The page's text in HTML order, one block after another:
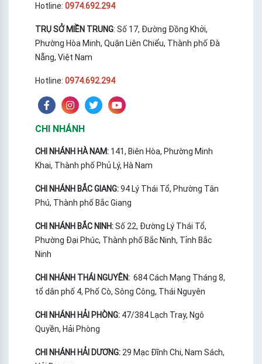
Hotline: 0974.692.294
TRỤ SỞ MIỀN TRUNG: Số 17, Đường Đồng Khởi,
Phường Hòa Minh, Quận Liên Chiểu, Thành phố Đà
Nẵng, Việt Nam
Hotline: 0974.692.294
CHI NHÁNH
CHI NHÁNH HÀ NAM: 141, Biên Hòa, Phường Minh
Khai, Thành phố Phủ Lý, Hà Nam
CHI NHÁNH BẮC GIANG:94 Lý Thái Tổ, Phường Tân
Phú, Thành phố Bắc Giang
CHI NHÁNH BẮC NINH:Số 22, Đường Lý Thái Tổ,
Phường Đại Phúc, Thành phố Bắc Ninh, Tỉnh Bắc
Ninh
CHI NHÁNH THÁI NGUYÊN: 684 Cách Mạng Tháng 8,
tổ dân phố 4, Phố Cò, Sông Công, Thái Nguyên
CHI NHÁNH HẢI PHÒNG: 47/384 Lạch Tray, Ngô
Quyền, Hải Phòng
CHI NHÁNH HẢI DƯƠNG: 29 Mạc Đĩnh Chi, Nam Sách,